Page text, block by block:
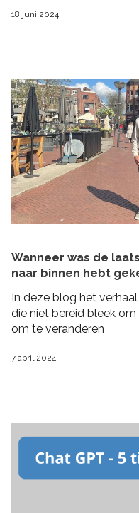
verschillende
18 juni 2024
Wanneer was de
naar binnen hebt
In deze blog het
die niet bereid bleek
om te veranderen
7 april 2024